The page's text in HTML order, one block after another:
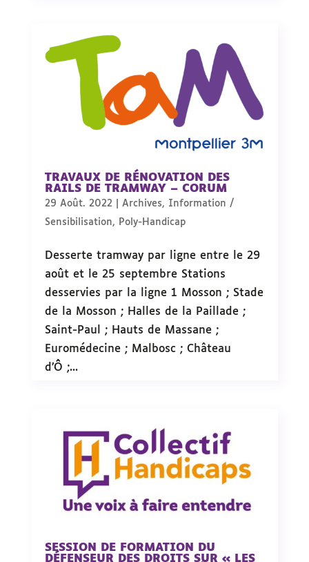
TRAVAUX DE RÉNOVATION DES
RAILS DE TRAMWAY – CORUM
29 Août. 2022 Archives, Information /
Sensibilisation, Poly-Handicap
Desserte tramway par ligne entre le 29
août et le 25 septembre Stations
desservies par la ligne 1 Mosson ; Stade
de la Mosson ; Halles de la Paillade ;
Saint-Paul ; Hauts de Massane ;
Euromédecine ; Malbosc ; Château
d’Ô ;...
SESSION DE FORMATION DU
DÉFENSEUR DES DROITS SUR « LES